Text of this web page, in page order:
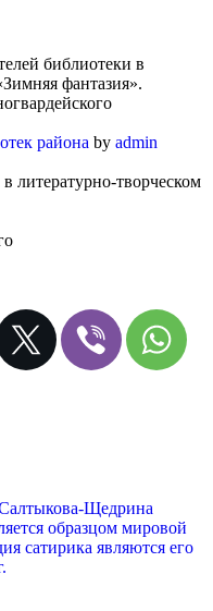
библиотеки в
фантазия».
района by admin
литературно-творческом
Щедрина
образцом мировой
сатирика являются его